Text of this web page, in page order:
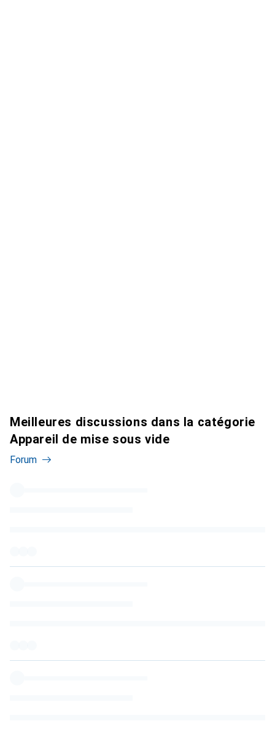
Meilleures discussions dans la catégorie
Appareil de mise sous vide
Forum